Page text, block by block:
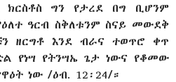
ግን የታረደ በግ ቢሆንም
ዓርብ ስቅለቱንም ስናይ መውደቅ
ዘርግቶ እንደ ብራና ተወጥሮ ቀጥ
የነሣ የትንሣኤ ጌታ ነውና የቆመው
ነው /ዕብ. 12፡24/።